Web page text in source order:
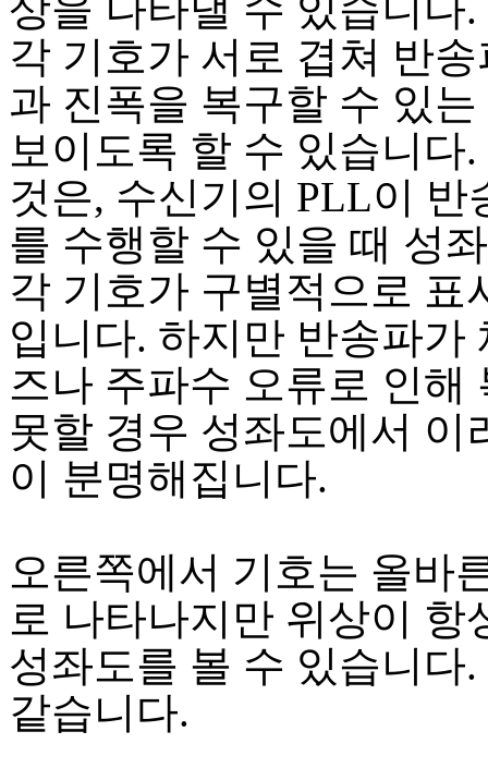
각 기호가 서로 겹쳐 반
과 진폭을 복구할 수 있
보이도록 할 수 있습니다
것은, 수신기의 PLL이 반
를 수행할 수 있을 때 성
각 기호가 구별적으로 표
입니다. 하지만 반송파가
즈나 주파수 오류로 인해
못할 경우 성좌도에서 이
이 분명해집니다.
오른쪽에서 기호는 올바
로 나타나지만 위상이 항
성좌도를 볼 수 있습니다
같습니다.